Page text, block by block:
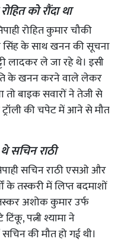
को रौंदा था
रोहित कुमार चौकी
सिंह के साथ खनन की सूचना
लादकर ले जा रहे थे। इसी
के खनन करने वाले लेकर
तो बाइक सवारों ने तेजी से
की चपेट में आने से मौत
सचिन राठी
सचिन राठी एसओ और
के तस्करी में लिप्त बदमाशों
अशोक कुमार उर्फ
पत्नी श्यामा ने
की मौत हो गई थी।